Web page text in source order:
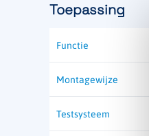
Toepassing
Functie
Montagewijze
Testsysteem